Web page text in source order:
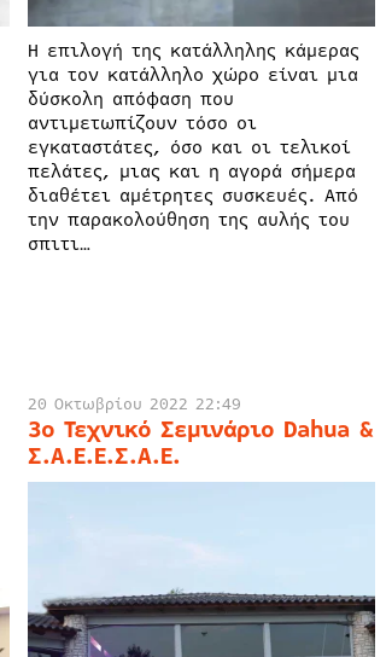
Η επιλογή της κατάλληλης κάμερας
για τον κατάλληλο χώρο είναι μια
δύσκολη απόφαση που
αντιμετωπίζουν τόσο οι
εγκαταστάτες, όσο και οι τελικοί
πελάτες, μιας και η αγορά σήμερα
διαθέτει αμέτρητες συσκευές. Από
την παρακολούθηση της αυλής του
σπιτι…
20 Οκτωβρίου 2022 22:49
3ο Τεχνικό Σεμινάριο Dahua &
Σ.Α.Ε.Ε.Σ.Α.Ε.